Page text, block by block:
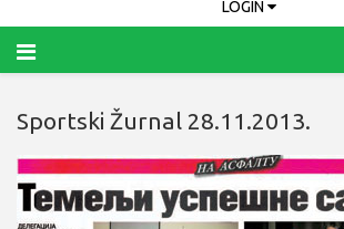
LOGIN
Upamti me
PRIJAVA
Zaboravili ste korisničko ime?
Sportski Žurnal 28.11.2013.